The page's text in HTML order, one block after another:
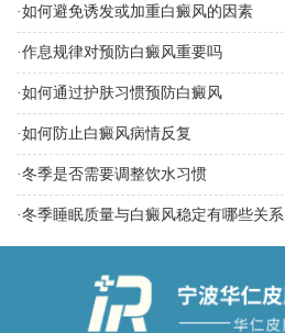
·如何避免诱发或加重白癜风的因素
·作息规律对预防白癜风重要吗
·如何通过护肤习惯预防白癜风
·如何防止白癜风病情反复
·冬季是否需要调整饮水习惯
·冬季睡眠质量与白癜风稳定有哪些关系